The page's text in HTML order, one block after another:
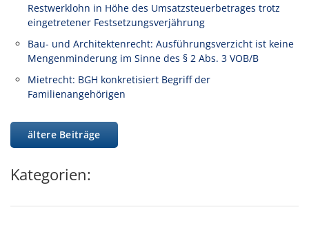
Restwerklohn in Höhe des Umsatzsteuerbetrages trotz
eingetretener Festsetzungsverjährung
Bau- und Architektenrecht: Ausführungsverzicht ist keine
Mengenminderung im Sinne des § 2 Abs. 3 VOB/B
Mietrecht: BGH konkretisiert Begriff der
Familienangehörigen
ältere Beiträge
Kategorien: